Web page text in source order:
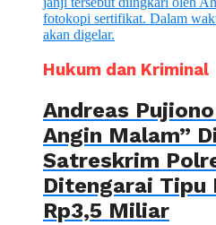
Hukum dan Kriminal
Andreas
Angin Malam”
Satreskrim
Ditengarai Tipu
Rp3,5 Miliar